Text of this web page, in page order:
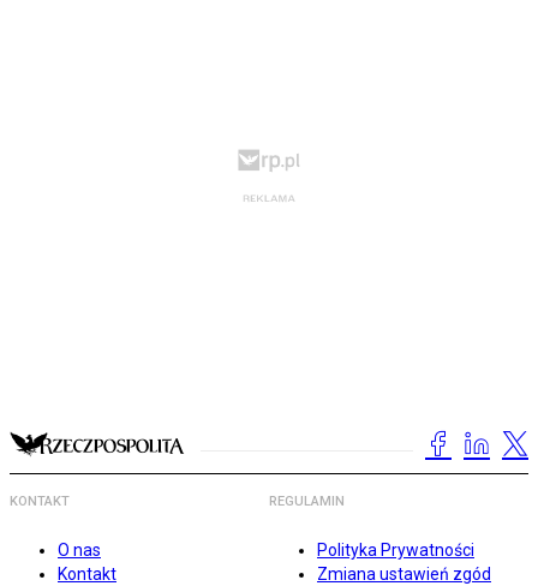
KONTAKT
O nas
Kontakt
REGULAMIN
Polityka Prywatności
Zmiana ustawień zgód